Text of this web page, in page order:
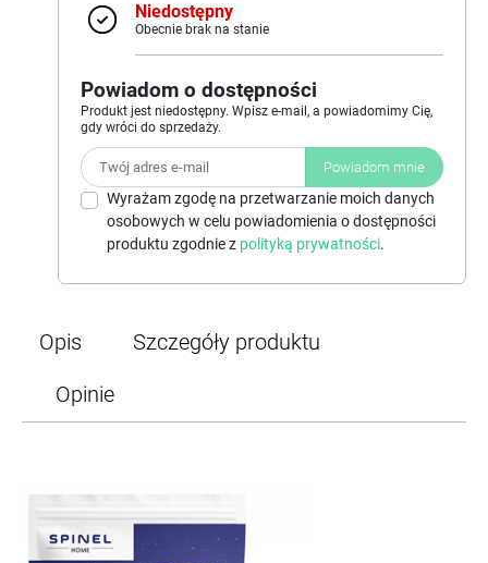
Niedostępny
Obecnie brak na stanie
Powiadom o dostępności
Produkt jest niedostępny. Wpisz e-mail, a powiadomimy Cię,
gdy wróci do sprzedaży.
Powiadom mnie
Wyrażam zgodę na przetwarzanie moich danych
osobowych w celu powiadomienia o dostępności
produktu zgodnie z polityką prywatności.
Opis
Szczegóły produktu
Opinie